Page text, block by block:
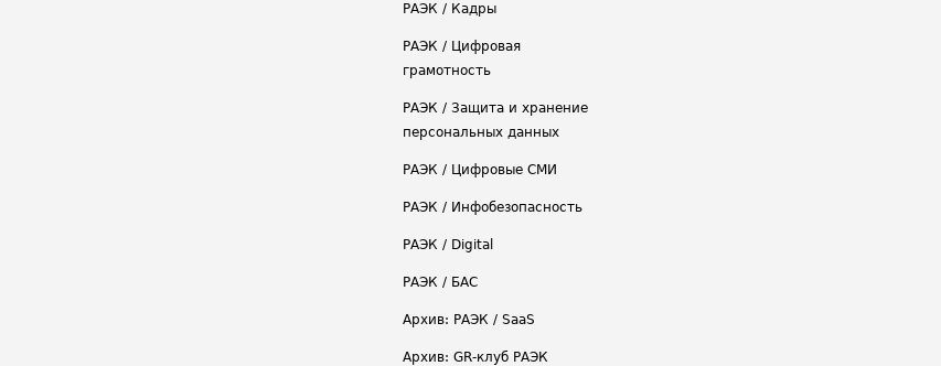
РАЭК / Кадры
РАЭК / Цифровая
грамотность
РАЭК / Защита и хранение
персональных данных
РАЭК / Цифровые СМИ
РАЭК / Инфобезопасность
РАЭК / Digital
РАЭК / БАС
Архив: РАЭК / SaaS
Архив: GR-клуб РАЭК